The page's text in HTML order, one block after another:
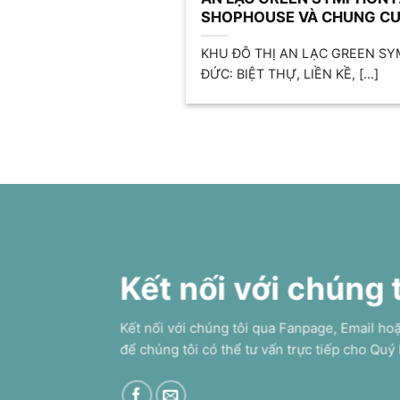
SHOPHOUSE VÀ CHUNG
KHU ĐÔ THỊ AN LẠC GREEN
ĐỨC: BIỆT THỰ, LIỀN KỀ, [...]
Kết nối với chúng
Kết nối với chúng tôi qua Fanpage, Email
để chúng tôi có thể tư vấn trực tiếp cho Quý